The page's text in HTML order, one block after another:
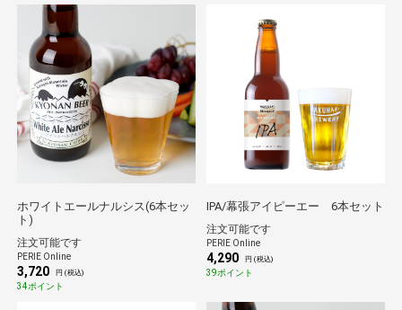
ホワイトエールナルシス(6本セッ
ト)
注文可能です
PERIE Online
3,720 円 (税込)
34ポイント
IPA/幕張アイピーエー 6本セット
注文可能です
PERIE Online
4,290 円 (税込)
39ポイント